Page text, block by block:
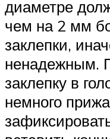
диаметре
чем на 2 мм
заклепки,
ненадежным.
заклепку в
немного